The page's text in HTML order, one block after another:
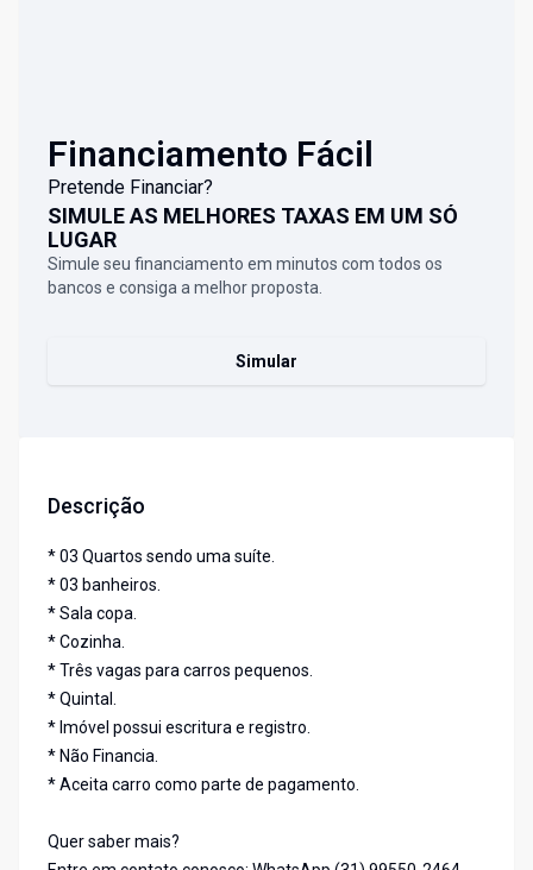
Financiamento Fácil
Pretende Financiar?
SIMULE AS MELHORES TAXAS EM UM SÓ
LUGAR
Simule seu financiamento em minutos com todos os
bancos e consiga a melhor proposta.
Simular
Descrição
* 03 Quartos sendo uma suíte.
* 03 banheiros.
* Sala copa.
* Cozinha.
* Três vagas para carros pequenos.
* Quintal.
* Imóvel possui escritura e registro.
* Não Financia.
* Aceita carro como parte de pagamento.
Quer saber mais?